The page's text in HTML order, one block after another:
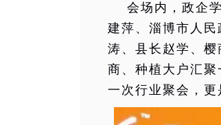
会场内，政企
建萍、淄博市人
涛、县长赵学、
商、种植大户汇
一次行业聚会，